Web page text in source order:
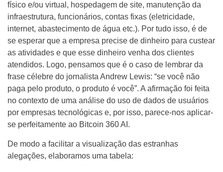
físico e/ou virtual, hospedagem de site, manutenção da
infraestrutura, funcionários, contas fixas (eletricidade,
internet, abastecimento de água etc.). Por tudo isso, é de
se esperar que a empresa precise de dinheiro para custear
as atividades e que esse dinheiro venha dos clientes
atendidos. Logo, pensamos que é o caso de lembrar da
frase célebre do jornalista Andrew Lewis: “se você não
paga pelo produto, o produto é você”. A afirmação foi feita
no contexto de uma análise do uso de dados de usuários
por empresas tecnológicas e, por isso, parece-nos aplicar-
se perfeitamente ao Bitcoin 360 AI.
De modo a facilitar a visualização das estranhas
alegações, elaboramos uma tabela: